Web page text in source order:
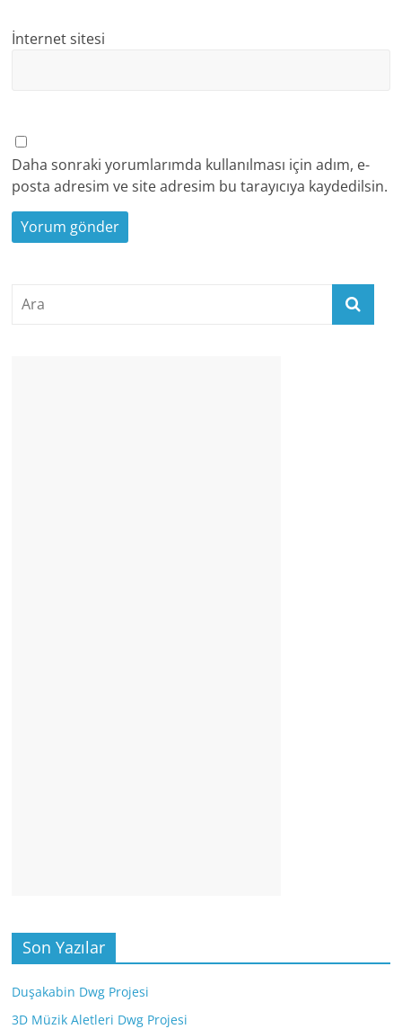
İnternet sitesi
Daha sonraki yorumlarımda kullanılması için adım, e-
posta adresim ve site adresim bu tarayıcıya kaydedilsin.
Son Yazılar
Duşakabin Dwg Projesi
3D Müzik Aletleri Dwg Projesi